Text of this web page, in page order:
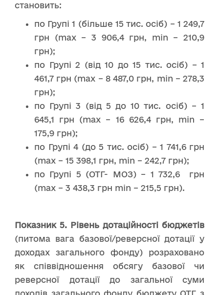
становить:
по Групі 1 (більше 15 тис. осіб) – 1 249,7
грн (max – 3 906,4 грн, min – 210,9
грн);
по Групі 2 (від 10 до 15 тис. осіб) – 1
461,7 грн (max – 8 487,0 грн, min – 278,3
грн);
по Групі 3 (від 5 до 10 тис. осіб) – 1
645,1 грн (max – 16 626,4 грн, min –
175,9 грн);
по Групі 4 (до 5 тис. осіб) – 1 741,6 грн
(max – 15 398,1 грн, min – 242,7 грн);
по Групі 5 (ОТГ- МОЗ) – 1 732,6 грн
(max – 3 438,3 грн min – 215,5 грн).
Показник 5. Рівень дотаційності бюджетів
(питома вага базової/реверсної дотації у
доходах загального фонду) розраховано
як співвідношення обсягу базової чи
реверсної дотації до загальної суми